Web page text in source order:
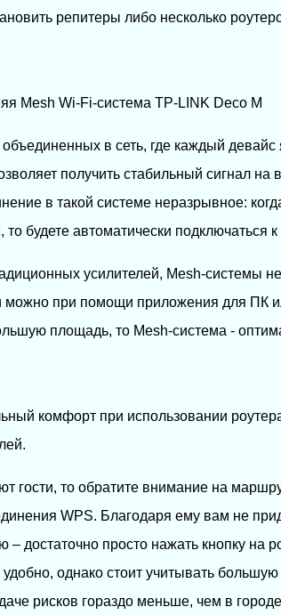
репитеры либо несколько
Mesh Wi-Fi-система TP-LINK Deco M
объединенных в сеть, где каждый
получить стабильный сигнал
в такой системе неразрывное:
будете автоматически подключаться
усилителей, Mesh-системы
можно при помощи приложения для ПК
площадь, то Mesh-система -
комфорт при использовании
гости, то обратите внимание на
WPS. Благодаря ему вам не
достаточно просто нажать кнопку на
однако стоит учитывать
рисков гораздо меньше, чем в